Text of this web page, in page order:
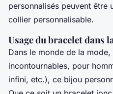
personnalisés peuvent être
collier personnalisable.
Usage du bracelet dans
Dans le monde de la
incontournables, pour
infini, etc.), ce bijou